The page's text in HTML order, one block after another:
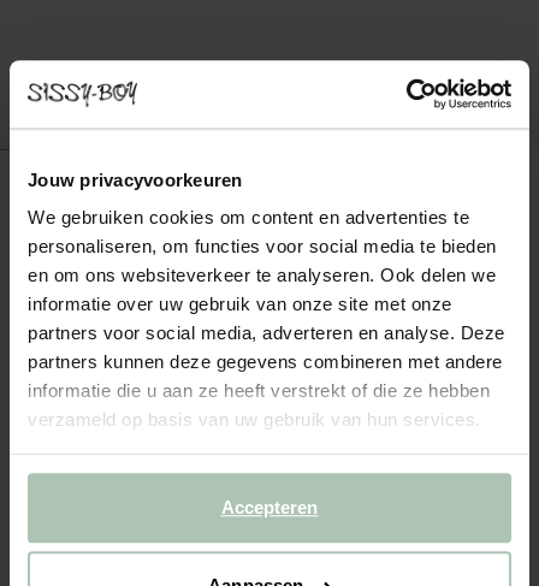
Jouw privacyvoorkeuren
We gebruiken cookies om content en advertenties te
personaliseren, om functies voor social media te bieden
en om ons websiteverkeer te analyseren. Ook delen we
informatie over uw gebruik van onze site met onze
partners voor social media, adverteren en analyse. Deze
partners kunnen deze gegevens combineren met andere
informatie die u aan ze heeft verstrekt of die ze hebben
verzameld op basis van uw gebruik van hun services.
Accepteren
Wijnglazen met oranje voet
65.94 / 6 st.
Gekozen maat: Onesize
Levertijd: 1–2 werkdagen
BEKIJK WINKELVOORRAAD